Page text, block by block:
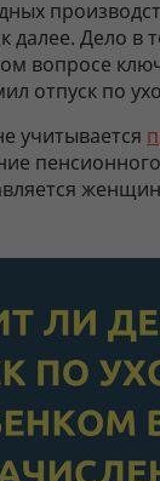
далее. Дело в
вопросе
отпуск по
учитывается